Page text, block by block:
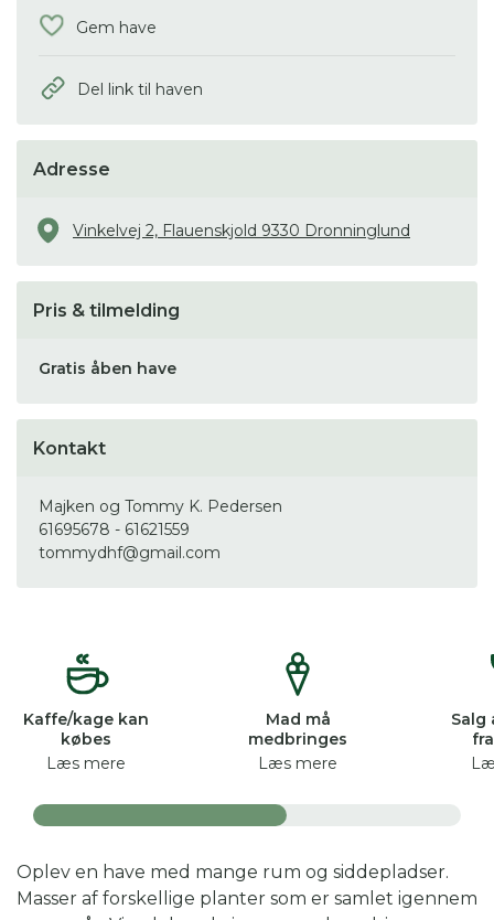
Kaffe/kage kan
købes
Læs mere
Mad må
medbringes
Læs mere
Salg
Oplev en have med mange rum og siddepladser.
Masser af forskellige planter som er samlet igennem
Gem have
Del link til haven
Adresse
Vinkelvej 2, Flauenskjold 9330 Dronninglund
Pris & tilmelding
Gratis åben have
Kontakt
Majken og Tommy K. Pedersen
61695678 - 61621559
tommydhf@gmail.com